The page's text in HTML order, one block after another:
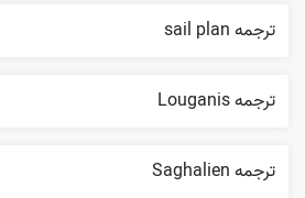
ترجمه sail plan
ترجمه Louganis
ترجمه Saghalien